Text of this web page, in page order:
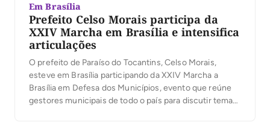
Em Brasília
Prefeito Celso Morais participa da
XXIV Marcha em Brasília e intensifica
articulações
O prefeito de Paraíso do Tocantins, Celso Morais,
esteve em Brasília participando da XXIV Marcha a
Brasília em Defesa dos Municípios, evento que reúne
gestores municipais de todo o país para discutir temas